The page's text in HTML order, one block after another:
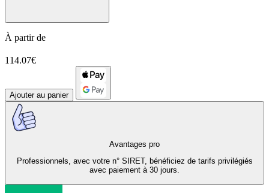
À partir de
114.07€
Ajouter au panier
Avantages pro
Professionnels, avec votre n° SIRET, bénéficiez de tarifs privilégiés
avec paiement à 30 jours.